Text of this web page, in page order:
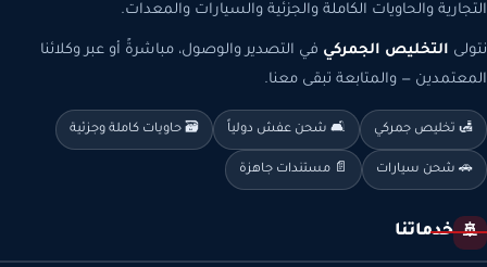
التجارية والحاويات الكاملة والجزئية والسيارات والمعدات.
نتولى التخليص الجمركي في التصدير والوصول، مباشرةً أو عبر وكلائنا
المعتمدين — والمتابعة تبقى معنا.
🛃 تخليص جمركي 🛋️ شحن عفش دولياً 🗃️ حاويات كاملة وجزئية
🚗 شحن سيارات 📄 مستندات جاهزة
🚢 خدماتنا